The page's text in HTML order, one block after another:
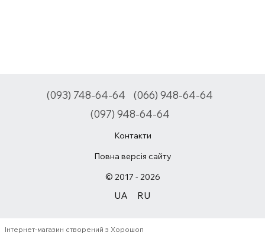
(093) 748-64-64
(066) 948-64-64
(097) 948-64-64
Контакти
Повна версія сайту
© 2017 - 2026
UA RU
Інтернет-магазин створений з Хорошоп